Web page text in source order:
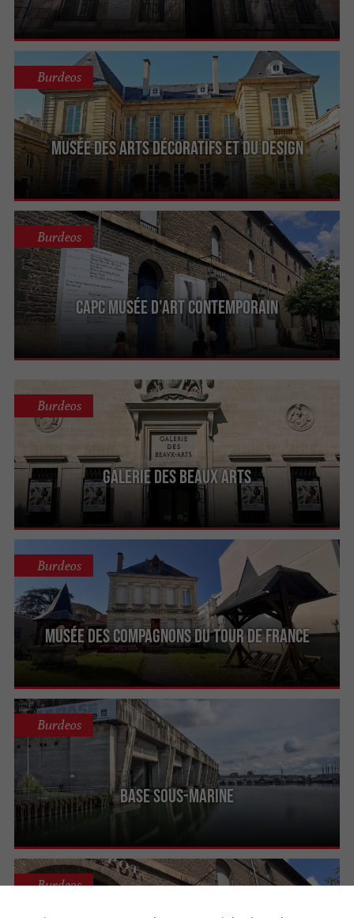
Musée des Arts Décoratifs et du Design
Burdeos
CAPC Musée d'Art Contemporain
Burdeos
Galerie des Beaux Arts
Burdeos
Musée des Compagnons du Tour de France
Burdeos
Base sous-marine
Burdeos
Burdeos